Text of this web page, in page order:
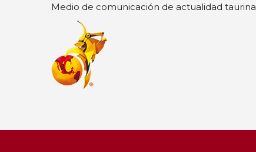
Medio de comunicación de actualidad taurina